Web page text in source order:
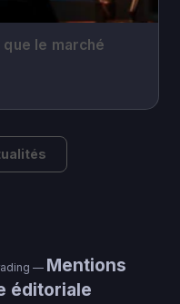
le marché
— Mentions
éditoriale